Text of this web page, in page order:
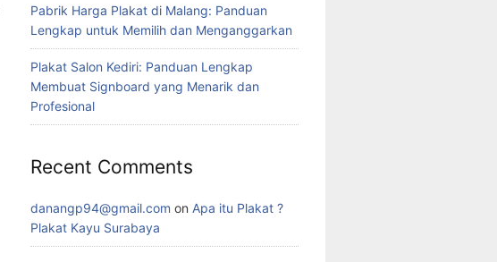
Pabrik Harga Plakat di Malang: Panduan
Lengkap untuk Memilih dan Menganggarkan
Plakat Salon Kediri: Panduan Lengkap
Membuat Signboard yang Menarik dan
Profesional
Recent Comments
danangp94@gmail.com on Apa itu Plakat ?
Plakat Kayu Surabaya